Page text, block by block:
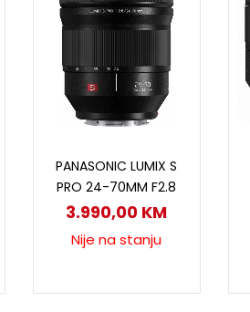
PANASONIC LUMIX S
PRO 24-70MM F2.8
3.990,00 KM
Nije na stanju